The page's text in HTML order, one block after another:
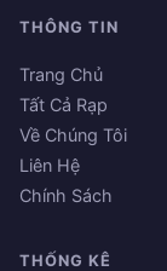
THÔNG TIN
Trang Chủ
Tất Cả Rạp
Về Chúng Tôi
Liên Hệ
Chính Sách
THỐNG KÊ